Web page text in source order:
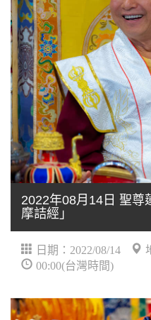
2022年08月14日 聖尊
摩詰經」
日期：2022/08/14
00:00(台灣時間)